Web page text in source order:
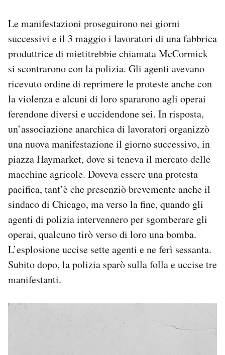
Le manifestazioni proseguirono nei giorni
successivi e il 3 maggio i lavoratori di una fabbrica
produttrice di mietitrebbie chiamata McCormick
si scontrarono con la polizia. Gli agenti avevano
ricevuto ordine di reprimere le proteste anche con
la violenza e alcuni di loro spararono agli operai
ferendone diversi e uccidendone sei. In risposta,
un’associazione anarchica di lavoratori organizzò
una nuova manifestazione il giorno successivo, in
piazza Haymarket, dove si teneva il mercato delle
macchine agricole. Doveva essere una protesta
pacifica, tant’è che presenziò brevemente anche il
sindaco di Chicago, ma verso la fine, quando gli
agenti di polizia intervennero per sgomberare gli
operai, qualcuno tirò verso di loro una bomba.
L’esplosione uccise sette agenti e ne ferì sessanta.
Subito dopo, la polizia sparò sulla folla e uccise tre
manifestanti.